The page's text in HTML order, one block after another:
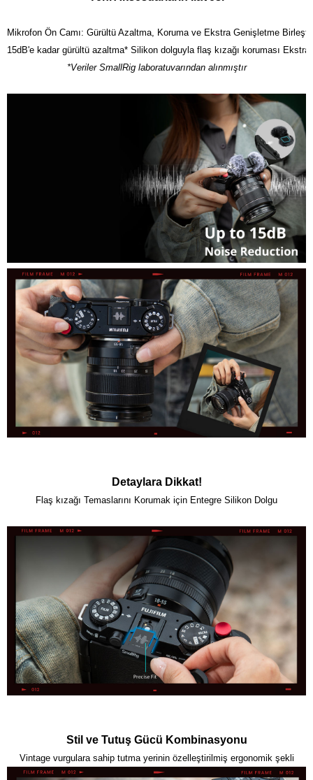
Mikrofon Ön Camı: Gürültü Azaltma, Koruma ve Ekstra Genişletme
*Veriler SmallRig laboratuvarından alınmıştır
Detaylara Dikkat!
Flaş kızağı Temaslarını Korumak için Entegre Silikon Dolgu
Stil ve Tutuş Gücü Kombinasyonu
Vintage vurgulara sahip tutma yerinin özelleştirilmiş ergonomik şekli